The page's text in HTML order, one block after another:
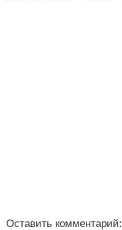
Оставить комментарий: